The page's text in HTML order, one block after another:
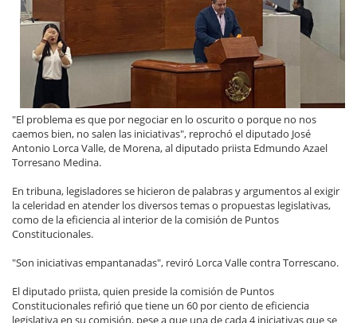
"El problema es que por negociar en lo oscurito o porque no nos
caemos bien, no salen las iniciativas", reprochó el diputado José
Antonio Lorca Valle, de Morena, al diputado priista Edmundo Azael
Torresano Medina.
En tribuna, legisladores se hicieron de palabras y argumentos al exigir
la celeridad en atender los diversos temas o propuestas legislativas,
como de la eficiencia al interior de la comisión de Puntos
Constitucionales.
"Son iniciativas empantanadas", reviró Lorca Valle contra Torrescano.
El diputado priista, quien preside la comisión de Puntos
Constitucionales refirió que tiene un 60 por ciento de eficiencia
legislativa en su comisión, pese a que una de cada 4 iniciativas que se